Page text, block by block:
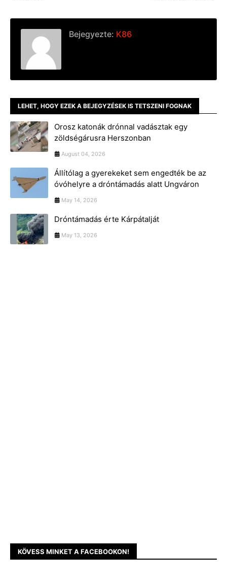
Bejegyezte: K86
LEHET, HOGY EZEK A BEJEGYZÉSEK IS TETSZENI FOGNAK
Orosz katonák drónnal vadásztak egy
zöldségárusra Herszonban
August 04, 2026
Állítólag a gyerekeket sem engedték be az
óvóhelyre a dróntámadás alatt Ungváron
May 14, 2026
Dróntámadás érte Kárpátalját
May 13, 2026
KÖVESS MINKET A FACEBOOKON!